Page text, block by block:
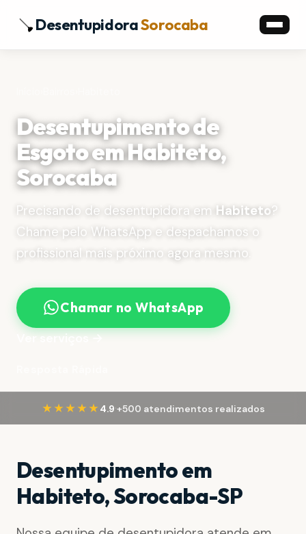
DesentupidoraSorocaba
Desentupimento de
Esgoto em Habiteto,
Sorocaba
Precisando de desentupidora em Habiteto?
Chame pelo WhatsApp e despachamos o
profissional mais próximo agora mesmo.
Chamar no WhatsApp
Ver serviços →
★★★★★ 4.9·+500 atendimentos realizados
Desentupimento em
Habiteto, Sorocaba-SP